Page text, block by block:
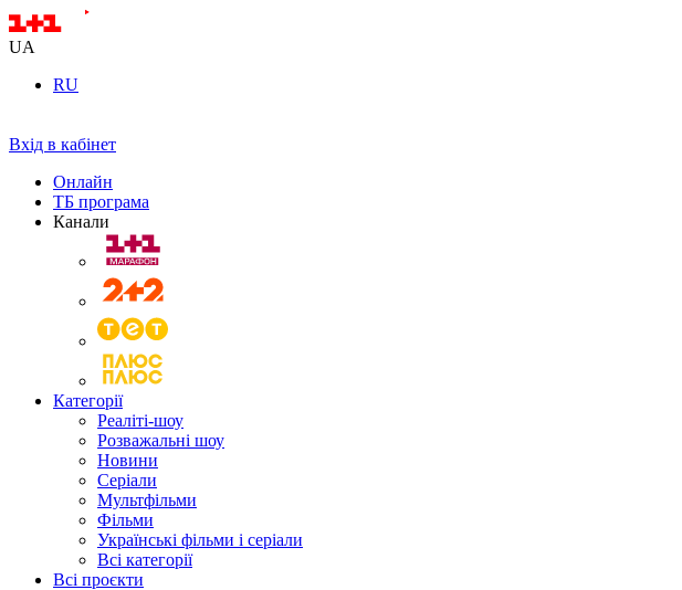
UA
RU
Вхід в кабінет
Онлайн
ТБ програма
Канали
Категорії
Реаліті-шоу
Розважальні шоу
Новини
Серіали
Мультфільми
Фільми
Українські фільми і серіали
Всі категорії
Всі проєкти